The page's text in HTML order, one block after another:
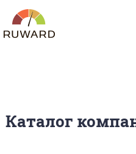
Каталог